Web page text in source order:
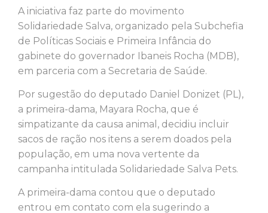
A iniciativa faz parte do movimento
Solidariedade Salva, organizado pela Subchefia
de Políticas Sociais e Primeira Infância do
gabinete do governador Ibaneis Rocha (MDB),
em parceria com a Secretaria de Saúde.
Por sugestão do deputado Daniel Donizet (PL),
a primeira-dama, Mayara Rocha, que é
simpatizante da causa animal, decidiu incluir
sacos de ração nos itens a serem doados pela
população, em uma nova vertente da
campanha intitulada Solidariedade Salva Pets.
A primeira-dama contou que o deputado
entrou em contato com ela sugerindo a